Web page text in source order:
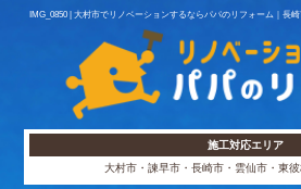
IMG_0850 | 大村市でリノベーションするならパパのリフォーム｜長
施工対応エリア
大村市・諫早市・長崎市・雲仙市・東